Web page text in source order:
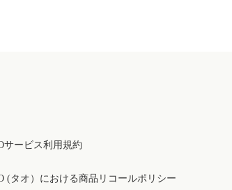
サービス利用規約
(タオ）における商品リコールポリシー